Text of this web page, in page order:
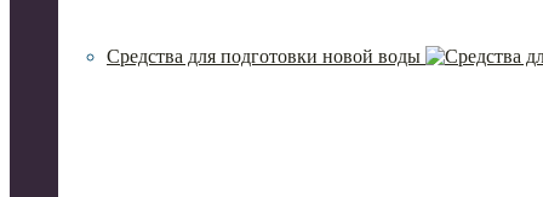
Средства для подготовки новой воды